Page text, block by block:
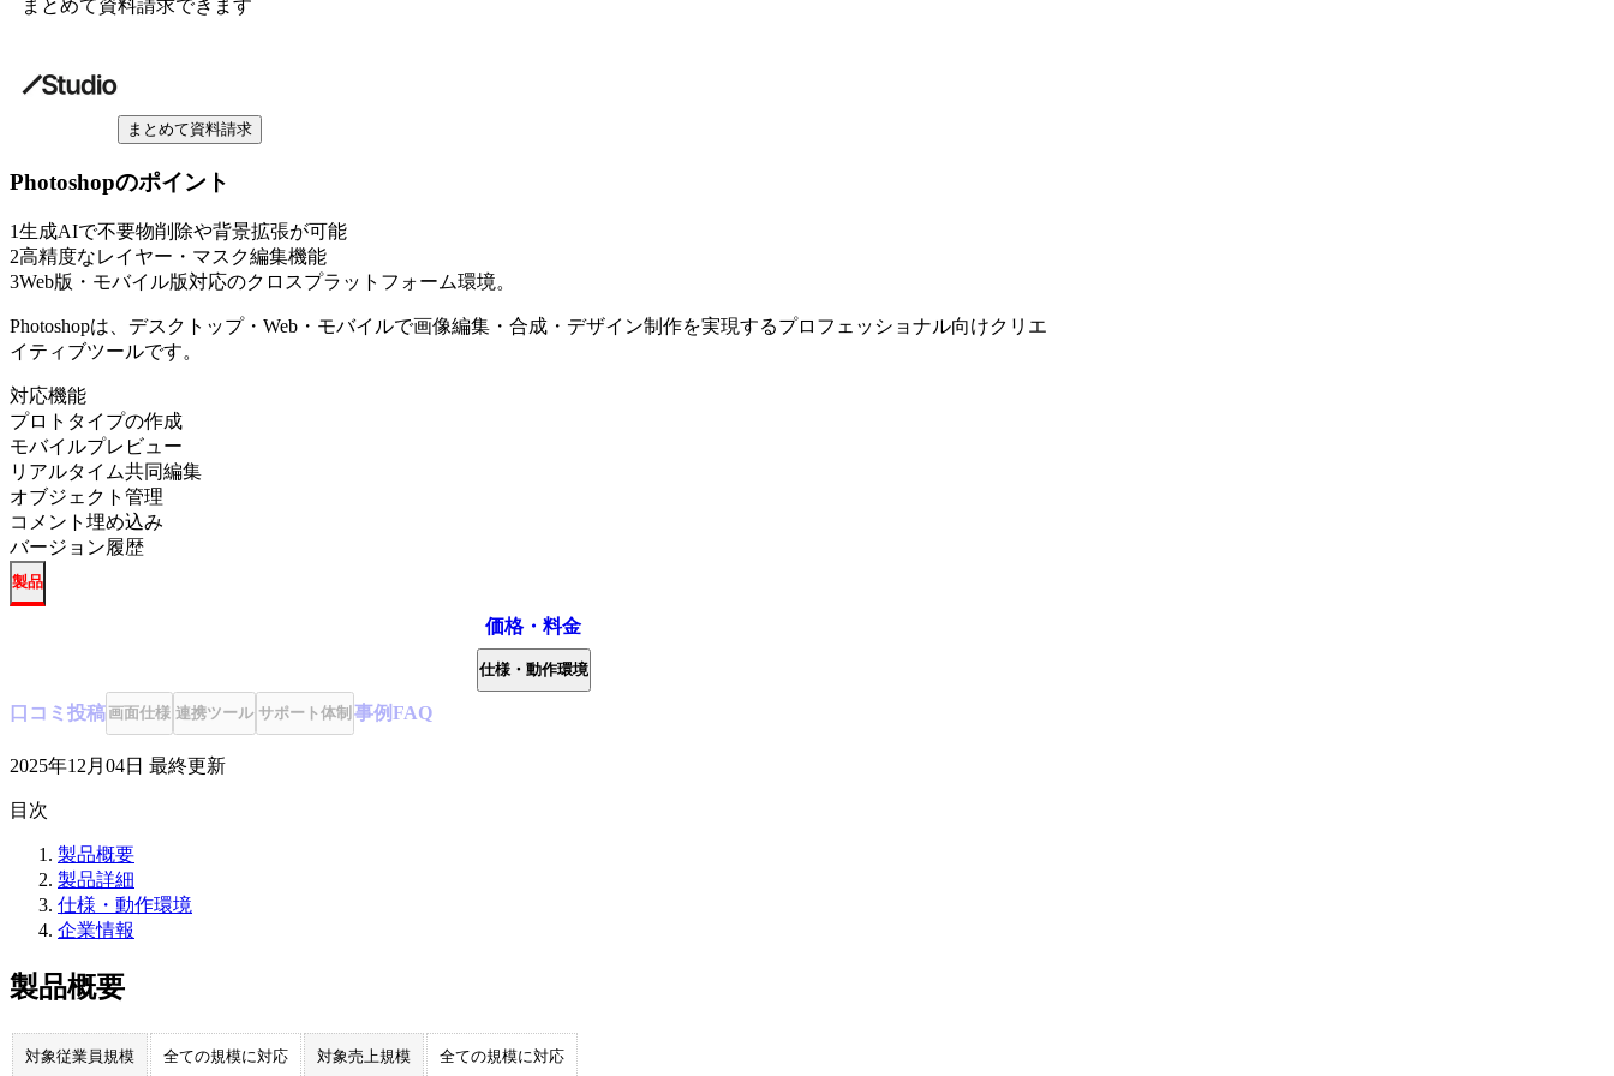
まとめて資料請求できます
まとめて資料請求
Photoshopのポイント
1生成AIで不要物削除や背景拡張が可能
2高精度なレイヤー・マスク編集機能
3Web版・モバイル版対応のクロスプラットフォーム環境。
Photoshopは、デスクトップ・Web・モバイルで画像編集・合成・デザイン制作を実現するプロフェッショナル向けクリエ
イティブツールです。
対応機能
プロトタイプの作成
モバイルプレビュー
リアルタイム共同編集
オブジェクト管理
コメント埋め込み
バージョン履歴
製品
価格・料金
仕様・動作環境
口コミ 投稿画面仕様 連携ツール サポート体制 事例FAQ
2025年12月04日 最終更新
目次
製品概要
製品詳細
仕様・動作環境
企業情報
製品概要
対象従業員規模 全ての規模に対応 対象売上規模 全ての規模に対応